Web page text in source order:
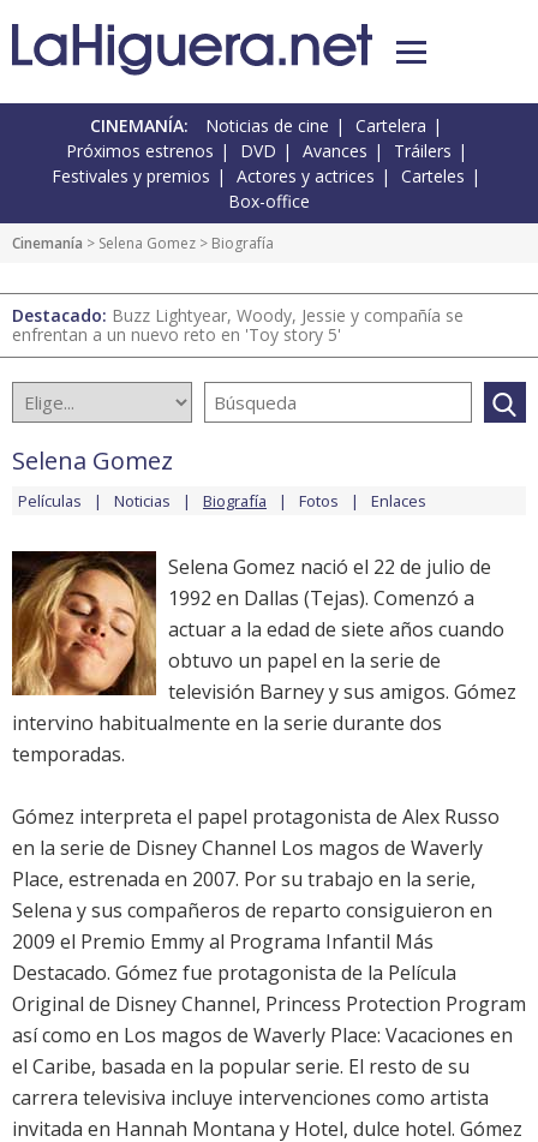
CINEMANÍA: Noticias de cine
Cartelera
Próximos estrenos
DVD Avances
Tráilers
Festivales y premios
Actores y actrices
Carteles
Box-office
Cinemanía > Selena Gomez > Biografía
Destacado: Buzz Lightyear, Woody, Jessie y compañía se
enfrentan a un nuevo reto en 'Toy story 5'
Selena Gomez
Películas Noticias Biografía Fotos Enlaces
Selena Gomez nació el 22 de julio de
1992 en Dallas (Tejas). Comenzó a
actuar a la edad de siete años cuando
obtuvo un papel en la serie de
televisión Barney y sus amigos. Gómez
intervino habitualmente en la serie durante dos
temporadas.
Gómez interpreta el papel protagonista de Alex Russo
en la serie de Disney Channel Los magos de Waverly
Place, estrenada en 2007. Por su trabajo en la serie,
Selena y sus compañeros de reparto consiguieron en
2009 el Premio Emmy al Programa Infantil Más
Destacado. Gómez fue protagonista de la Película
Original de Disney Channel, Princess Protection Program
así como en Los magos de Waverly Place: Vacaciones en
el Caribe, basada en la popular serie. El resto de su
carrera televisiva incluye intervenciones como artista
invitada en Hannah Montana y Hotel, dulce hotel. Gómez